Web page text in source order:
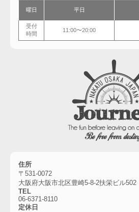
曜日 平日
受付
時間
11:00〜20:00
住所
〒531-0072
大阪府大阪市北区豊崎5-8-2扶栄ビル502
TEL
06-6371-8110
定休日